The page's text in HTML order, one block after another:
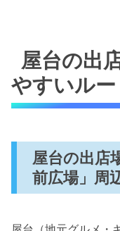
屋台の出
やすいルー
屋台の出店
前広場」周